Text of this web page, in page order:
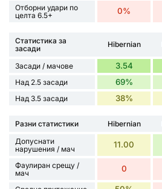
Отборни удари по
целта 6.5+
0%
Статистика за
засади
Hibernian
Засади / мачове 3.54
Над 2.5 засади 69%
Над 3.5 засади 38%
Разни статистики Hibernian
Допуснати
нарушения / мач
11.00
Фаулиран срещу /
мач
0